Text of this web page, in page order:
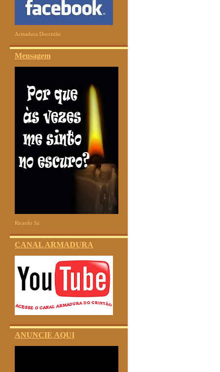
Armadura Docristão
Mensagem
Ricardo Sá
CANAL ARMADURA
ANUNCIE AQUI